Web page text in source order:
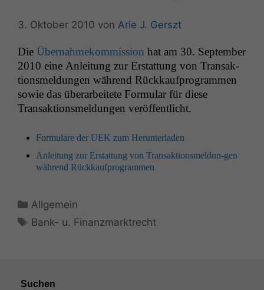
3. Oktober 2010 von Arie J. Gerszt
Die Über­nah­mekom­mis­sion hat am 30. Sep­tem­ber
2010 eine Anleitung zur Erstat­tung von Transak­
tion­s­meldun­gen während Rück­kauf­pro­gram­men
sowie das über­ar­beit­ete For­mu­lar für diese
Transak­tion­s­meldun­gen veröffentlicht.
For­mu­la­re der UEK zum Herunterladen
Anleitung zur Erstat­tung von Transak­tion­s­meldun-gen
während Rückkaufprogrammen
Kategorien
Allgemein
Schlagwörter
Bank- u. Finanzmarktrecht
Suchen